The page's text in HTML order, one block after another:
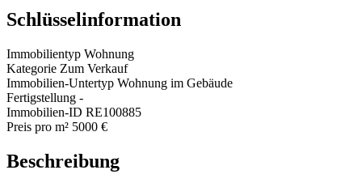
Schlüsselinformation
Immobilientyp Wohnung
Kategorie Zum Verkauf
Immobilien-Untertyp Wohnung im Gebäude
Fertigstellung -
Immobilien-ID RE100885
Preis pro m² 5000 €
Beschreibung